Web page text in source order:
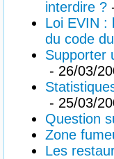
interdire ?
Loi EVIN :
du code
Supporter
- 26/03/
- 25/03/
Question
Zone
Les